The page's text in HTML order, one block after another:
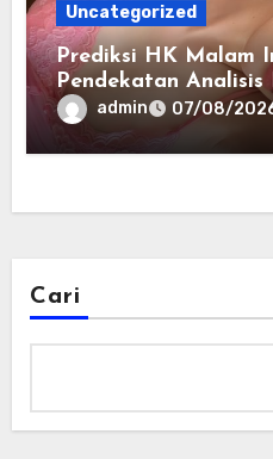
Uncategorized
Prediksi HK Malam
Pendekatan
Modern
admin 07/08/
Cari